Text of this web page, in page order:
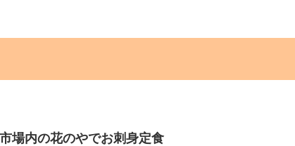
場内の花のやでお刺身定食